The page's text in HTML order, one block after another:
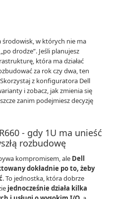
środowisk, w których nie ma
drodze”. Jeśli planujesz
która ma działać
za rok czy dwa, ten
z konfiguratora Dell
i zobacz, jak zmienia się
zanim podejmiesz decyzję
- gdy 1U ma unieść
rozbudowę
kompromisem, ale Dell
dokładnie po to, żeby
. To jednostka, która dobrze
jednocześnie działa kilka